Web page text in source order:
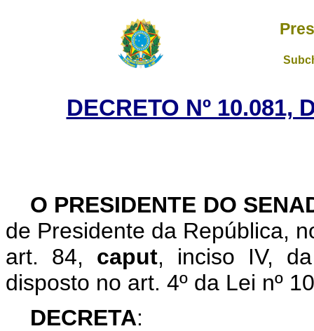
DECRETO Nº 10.081,
O PRESIDENTE DO
de Presidente da República,
art. 84, caput, inciso IV,
disposto no art. 4º da Lei nº
DECRETA: